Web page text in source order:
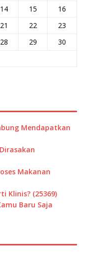
14 15
16
21 22
23
28 29
30
Mendapatkan
Makanan
Klinis? (25369)
Baru Saja